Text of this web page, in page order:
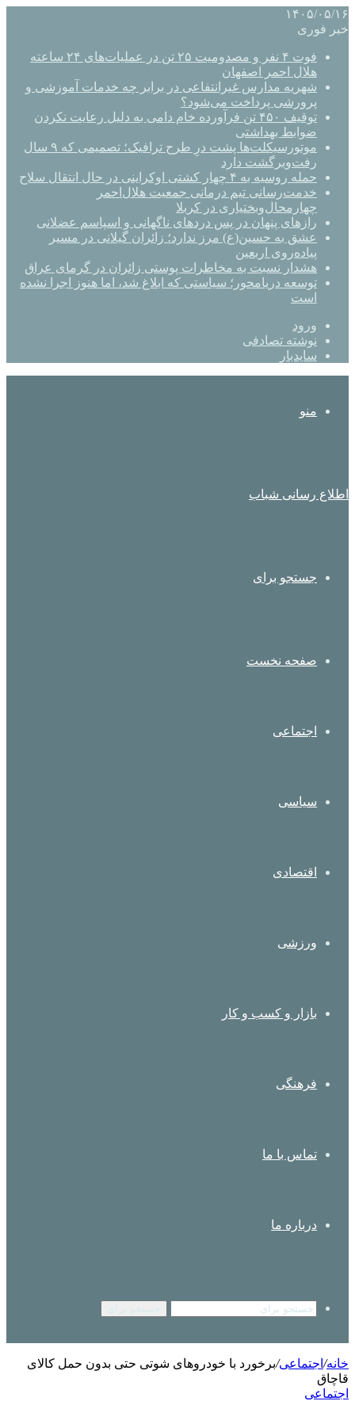
۱۴۰۵/۰۵/۱۶
خبر فوری
فوت ۴ نفر و مصدومیت ۲۵ تن در عملیات‌های ۲۴ ساعته
هلال احمر اصفهان
شهریه مدارس غیرانتفاعی در برابر چه خدمات آموزشی و
پرورشی پرداخت می‌شود؟
توقیف ۴۵۰ تن فرآورده خام دامی به دلیل رعایت نکردن
ضوابط بهداشتی
موتورسیکلت‌ها پشت درِ طرح ترافیک؛ تصمیمی که ۹ سال
رفت‌وبرگشت دارد
حمله روسیه به ۴ چهار کشتی اوکراینی در حال انتقال سلاح
خدمت‌رسانی تیم درمانی جمعیت هلال‌احمر
چهارمحال‌وبختیاری در کربلا
رازهای پنهان در پس دردهای ناگهانی و اسپاسم عضلانی
عشق به حسین(ع) مرز ندارد؛ زائران گیلانی در مسیر
پیاده‌روی اربعین
هشدار نسبت به مخاطرات پوستی زائران در گرمای عراق
توسعه دریامحور؛ سیاستی که ابلاغ شد، اما هنوز اجرا نشده
است
ورود
نوشته تصادفی
سایدبار
منو
اطلاع رسانی شباب
جستجو برای
صفحه نخست
اجتماعی
سیاسی
اقتصادی
ورزشی
بازار و کسب و کار
فرهنگی
تماس با ما
درباره ما
خانه/ اجتماعی/برخورد با خودروهای شوتی حتی بدون حمل کالای
قاچاق
اجتماعی